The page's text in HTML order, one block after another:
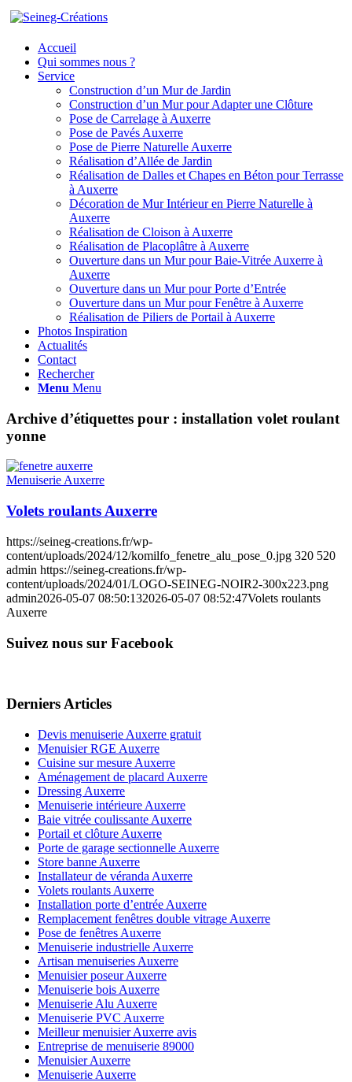
Accueil
Qui sommes nous ?
Service
Construction d’un Mur de Jardin
Construction d’un Mur pour Adapter une Clôture
Pose de Carrelage à Auxerre
Pose de Pavés Auxerre
Pose de Pierre Naturelle Auxerre
Réalisation d’Allée de Jardin
Réalisation de Dalles et Chapes en Béton pour Terrasse
à Auxerre
Décoration de Mur Intérieur en Pierre Naturelle à
Auxerre
Réalisation de Cloison à Auxerre
Réalisation de Placoplâtre à Auxerre
Ouverture dans un Mur pour Baie-Vitrée Auxerre à
Auxerre
Ouverture dans un Mur pour Porte d’Entrée
Ouverture dans un Mur pour Fenêtre à Auxerre
Réalisation de Piliers de Portail à Auxerre
Photos Inspiration
Actualités
Contact
Rechercher
Menu Menu
Archive d’étiquettes pour : installation volet roulant
yonne
Menuiserie Auxerre
Volets roulants Auxerre
https://seineg-creations.fr/wp-
content/uploads/2024/12/komilfo_fenetre_alu_pose_0.jpg 320 520
admin https://seineg-creations.fr/wp-
content/uploads/2024/01/LOGO-SEINEG-NOIR2-300x223.png
admin2026-05-07 08:50:132026-05-07 08:52:47Volets roulants
Auxerre
Suivez nous sur Facebook
Derniers Articles
Devis menuiserie Auxerre gratuit
Menuisier RGE Auxerre
Cuisine sur mesure Auxerre
Aménagement de placard Auxerre
Dressing Auxerre
Menuiserie intérieure Auxerre
Baie vitrée coulissante Auxerre
Portail et clôture Auxerre
Porte de garage sectionnelle Auxerre
Store banne Auxerre
Installateur de véranda Auxerre
Volets roulants Auxerre
Installation porte d’entrée Auxerre
Remplacement fenêtres double vitrage Auxerre
Pose de fenêtres Auxerre
Menuiserie industrielle Auxerre
Artisan menuiseries Auxerre
Menuisier poseur Auxerre
Menuiserie bois Auxerre
Menuiserie Alu Auxerre
Menuiserie PVC Auxerre
Meilleur menuisier Auxerre avis
Entreprise de menuiserie 89000
Menuisier Auxerre
Menuiserie Auxerre